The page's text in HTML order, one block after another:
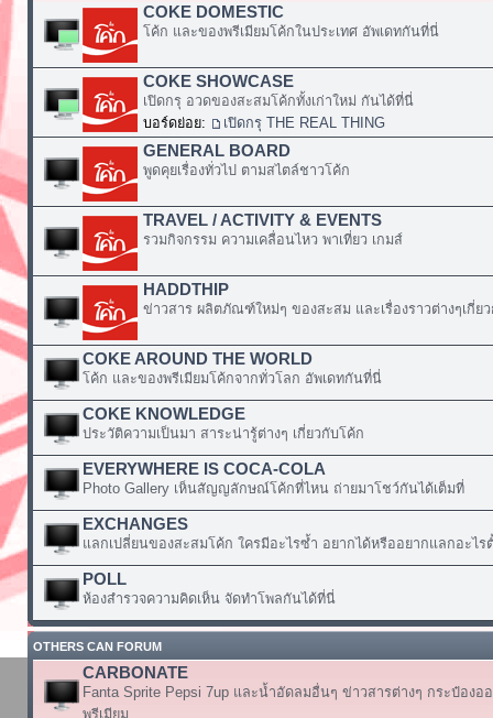
COKE DOMESTIC
โค้ก และของพรีเมียมโค้กในประเทศ อัพเดทกันที่นี่
COKE SHOWCASE
เปิดกรุ อวดของสะสมโค้กทั้งเก่าใหม่ กันได้ที่นี่
บอร์ดย่อย:
เปิดกรุ THE REAL THING
GENERAL BOARD
พูดคุยเรื่องทั่วไป ตามสไตล์ชาวโค้ก
TRAVEL / ACTIVITY & EVENTS
รวมกิจกรรม ความเคลื่อนไหว พาเที่ยว เกมส์
HADDTHIP
ข่าวสาร ผลิตภัณฑ์ใหม่ๆ ของสะสม และเรื่องราวต่างๆเกี่ย
COKE AROUND THE WORLD
โค้ก และของพรีเมียมโค้กจากทั่วโลก อัพเดทกันที่นี่
COKE KNOWLEDGE
ประวัติความเป็นมา สาระน่ารู้ต่างๆ เกี่ยวกับโค้ก
EVERYWHERE IS COCA-COLA
Photo Gallery เห็นสัญญลักษณ์โค้กที่ไหน ถ่ายมาโชว์กันได้เต็มที่
EXCHANGES
แลกเปลี่ยนของสะสมโค้ก ใครมีอะไรซ้ำ อยากได้หรืออยากแลกอะไร
POLL
ห้องสำรวจความคิดเห็น จัดทำโพลกันได้ที่นี่
OTHERS CAN FORUM
CARBONATE
Fanta Sprite Pepsi 7up และน้ำอัดลมอื่นๆ ข่าวสารต่างๆ กระป๋องอ
พรีเมียม